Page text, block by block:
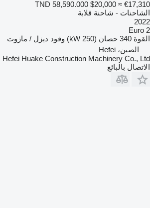
TND 58,590.000 $20,000 ≈ €17,310
الشاحنات - شاحنة قلابة
2022
Euro 2
القوة 340 حصان (250 kW) وقود ديزل / مازوت
الصين، Hefei
Hefei Huake Construction Machinery Co., Ltd
الاتصال بالبائع